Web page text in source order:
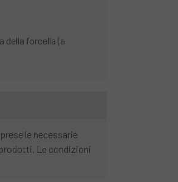
forcella (a
le necessarie
Le condizioni